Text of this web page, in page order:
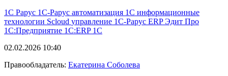
1С Рарус 1С-Рарус автоматизация 1С информационные
технологии Scloud управление 1С‑Рарус ERPЭдит Про
1С:Предприятие 1С:ERP 1C
02.02.2026 10:40
Правообладатель: Екатерина Соболева